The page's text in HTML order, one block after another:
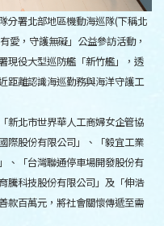
分署北部地區機動海巡隊(下稱北
愛，守護無礙」公益參訪活動，
現役大型巡防艦「新竹艦」，透
距離認識海巡勤務與海洋守護工
新北市世界華人工商婦女企管協
際股份有限公司」、「毅宜工業
、「台灣聯通停車場開發股份有
騰科技股份有限公司」及「伸浩
款百萬元，將社會關懷傳遞至需